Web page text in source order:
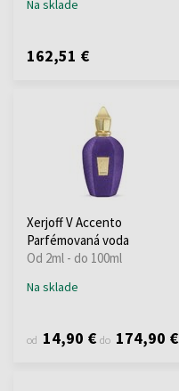
Na sklade
162,51 €
Xerjoff V Accento
Parfémovaná voda
Od 2ml - do 100ml
Na sklade
od 14,90 € do 174,90 €